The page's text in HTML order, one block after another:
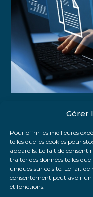
Gérer
Pour offrir les meilleures
telles que les cookies pour
appareils. Le fait de
traiter des données telles
uniques sur ce site. Le fait
consentement peut avoir un
et fonctions.
FaceBook
Twitter